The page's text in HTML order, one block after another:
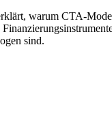
warum CTA-
sind.